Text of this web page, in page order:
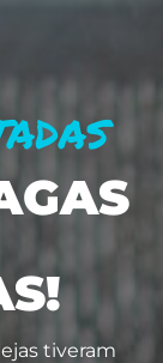
tiveram